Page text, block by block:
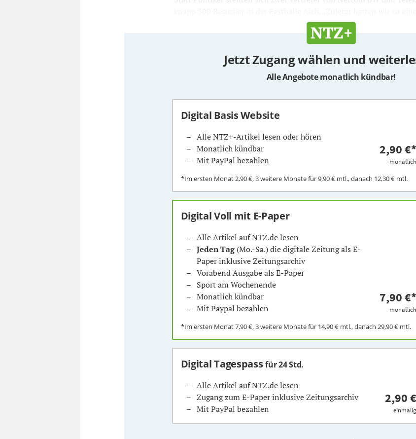
Jetzt Zugang wählen und
Alle Angebote monatlich kündbar!
Digital Basis Website
Alle NTZ+-Artikel lesen oder hören
Monatlich kündbar
Mit PayPal bezahlen
2,90 €*
monatlich
*Im ersten Monat2,90 €, 3 weitere Monate für9,90 €mtl., danach 12,30 €mtl.
Digital Voll mit E-Paper
Alle Artikel auf NTZ.de lesen
Jeden Tag(Mo.-Sa.) die digitale Zeitung als E-
Paper inklusive Zeitungsarchiv
Vorabend Ausgabe als E-Paper
Sport am Wochenende
Monatlich kündbar
Mit Paypal bezahlen
7,90 €*
monatlich
*Im ersten Monat7,90 €, 3 weitere Monate für 14,90 €mtl., danach 29,90 €mtl.
Digital Tagespassfür 24 Std.
Alle Artikel auf NTZ.de lesen
Zugang zum E-Paper inklusive Zeitungsarchiv
Mit PayPal bezahlen
2,90 €
einmalig